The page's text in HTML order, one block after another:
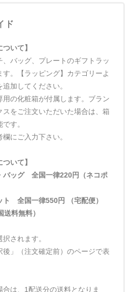
ド
いて】
、バッグ、プレートのギフトラッ
す。【ラッピング】カテゴリーよ
加してください。
用の化粧箱が付属します。ブラン
をご注文いただいた場合は、箱
す。
にご入力下さい。
いて】
バッグ 全国一律220円（ネコポ
ト 全国一律550円 （宅配便）
送料無料）
されます。
」（注文確定前）のページで表
は、1配送分の送料となりま